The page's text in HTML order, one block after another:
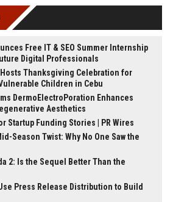
Free IT & SEO Summer Internship
Digital Professionals
Thanksgiving Celebration for
Children in Cebu
DermoElectroPoration Enhances
Aesthetics
Startup Funding Stories | PR Wires
Season Twist: Why No One Saw the
2: Is the Sequel Better Than the
Press Release Distribution to Build